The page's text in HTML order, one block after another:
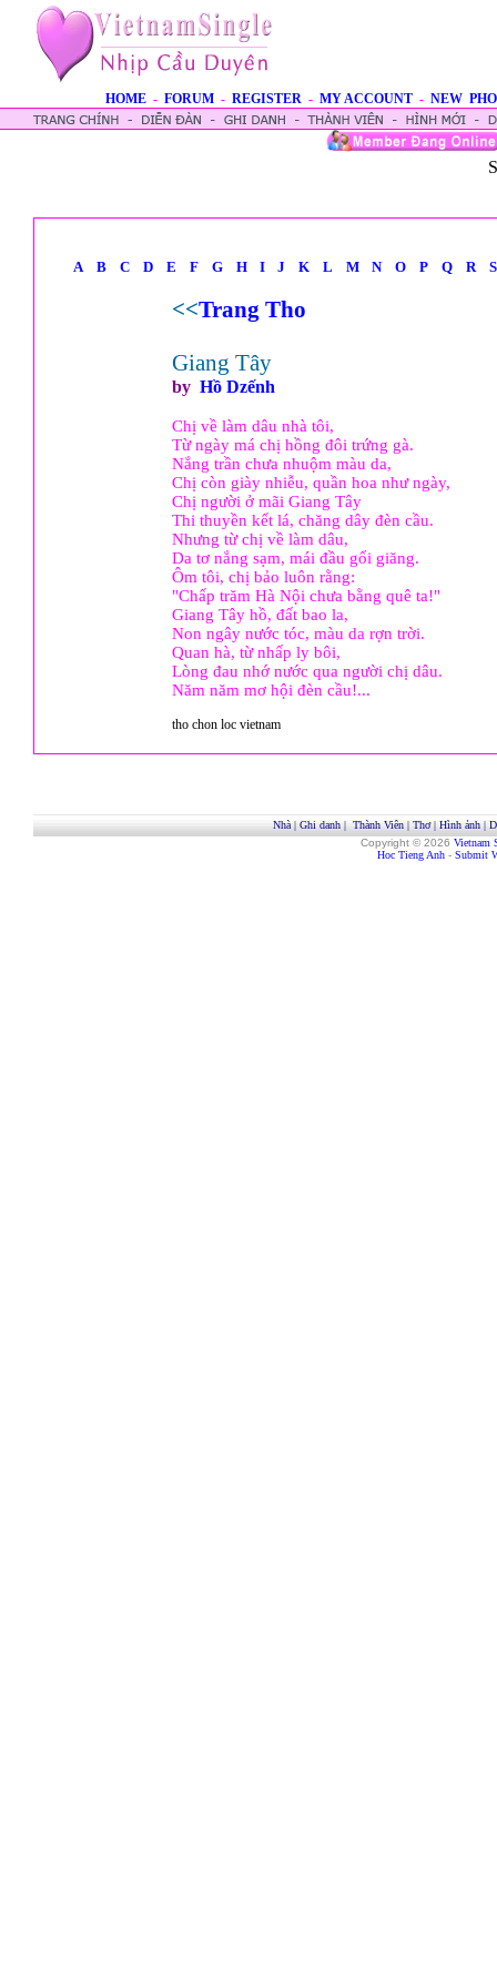
HOME - FORUM - REGISTER - MY ACCOUNT - NEW
A B C D E F G H I J K L M N O P Q R S
<<Trang Tho
Giang Tây
by Hồ Dzếnh
Chị về làm dâu nhà tôi,
Từ ngày má chị hồng đôi trứng gà.
Nắng trần chưa nhuộm màu da,
Chị còn giày nhiễu, quần hoa như ngày,
Chị người ở mãi Giang Tây
Thi thuyền kết lá, chăng dây đèn cầu.
Nhưng từ chị về làm dâu,
Da tơ nắng sạm, mái đầu gối giăng.
Ôm tôi, chị bảo luôn rằng:
"Chấp trăm Hà Nội chưa bằng quê ta!"
Giang Tây hồ, đất bao la,
Non ngây nước tóc, màu da rợn trời.
Quan hà, từ nhấp ly bôi,
Lòng đau nhớ nước qua người chị dâu.
Năm năm mơ hội đèn cầu!...
tho chon loc vietnam
Nhà| Ghi danh| Thành Viên| Thơ| Hình ảnh|
Copyright © 2026 Vietnam
Hoc Tieng Anh - Submit